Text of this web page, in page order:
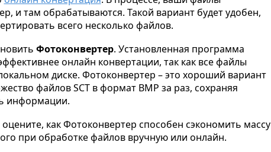
и там обрабатываются. Такой вариант будет удобен,
всего несколько файлов.
Фотоконвертер. Установленная программа
онлайн конвертации, так как все файлы
диске. Фотоконвертер – это хороший вариант
файлов SCT в формат BMP за раз, сохраняя
информации.
как Фотоконвертер способен сэкономить массу
при обработке файлов вручную или онлайн.